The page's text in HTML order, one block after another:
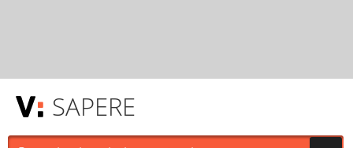
SAPERE